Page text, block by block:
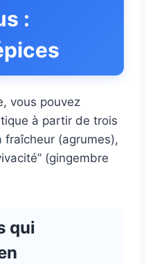
:
vous pouvez
à partir de trois
fraîcheur (agrumes),
(gingembre
qui